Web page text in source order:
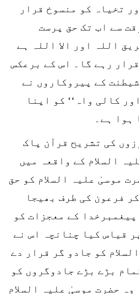
تخیاہ کو منسوخ قرار
سے اب تک حق پرست
اللہ اور الا اللہ ہے
رہے گا۔ اس کے برعکس
کے پیروکاروں نے
کالی واہ‘‘ کو اپنا
ہوا ہے۔
کی تشریح قرآن پاک
السلام کے واقعہ میں
موسیٰ علیہ السلام کو حق
فرعون کی طرف بھیجا
کے معجزات کو
قیاس کیا چنانچہ اس نے
کو جادو گر قرار دے
بڑے بڑے جادوگروں کو
حضرت موسیٰ علیہ السلام